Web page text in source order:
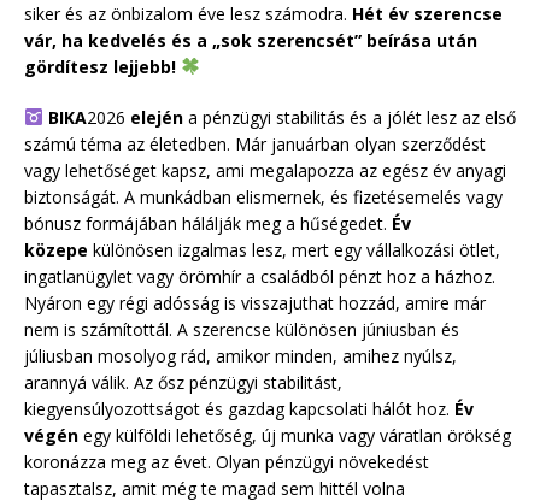
siker és az önbizalom éve lesz számodra. Hét év szerencse
vár, ha kedvelés és a „sok szerencsét” beírása után
gördítesz lejjebb!
BIKA2026 elejéna pénzügyi stabilitás és a jólét lesz az első
számú téma az életedben. Már januárban olyan szerződést
vagy lehetőséget kapsz, ami megalapozza az egész év anyagi
biztonságát. A munkádban elismernek, és fizetésemelés vagy
bónusz formájában hálálják meg a hűségedet. Év
közepe különösen izgalmas lesz, mert egy vállalkozási ötlet,
ingatlanügylet vagy örömhír a családból pénzt hoz a házhoz.
Nyáron egy régi adósság is visszajuthat hozzád, amire már
nem is számítottál. A szerencse különösen júniusban és
júliusban mosolyog rád, amikor minden, amihez nyúlsz,
arannyá válik. Az ősz pénzügyi stabilitást,
kiegyensúlyozottságot és gazdag kapcsolati hálót hoz. Év
végén egy külföldi lehetőség, új munka vagy váratlan örökség
koronázza meg az évet. Olyan pénzügyi növekedést
tapasztalsz, amit még te magad sem hittél volna